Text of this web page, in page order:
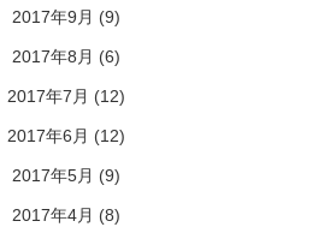
2017年9月 (9)
2017年8月 (6)
2017年7月 (12)
2017年6月 (12)
2017年5月 (9)
2017年4月 (8)